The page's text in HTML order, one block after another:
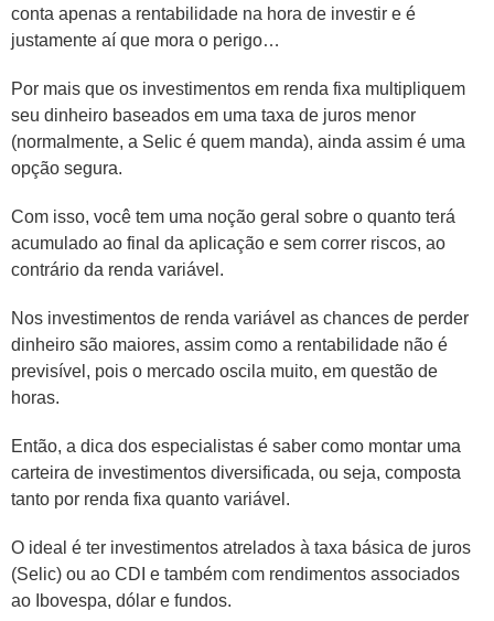
conta apenas a rentabilidade na hora de investir e é
justamente aí que mora o perigo…
Por mais que os investimentos em renda fixa multipliquem
seu dinheiro baseados em uma taxa de juros menor
(normalmente, a Selic é quem manda), ainda assim é uma
opção segura.
Com isso, você tem uma noção geral sobre o quanto terá
acumulado ao final da aplicação e sem correr riscos, ao
contrário da renda variável.
Nos investimentos de renda variável as chances de perder
dinheiro são maiores, assim como a rentabilidade não é
previsível, pois o mercado oscila muito, em questão de
horas.
Então, a dica dos especialistas é saber como montar uma
carteira de investimentos diversificada, ou seja, composta
tanto por renda fixa quanto variável.
O ideal é ter investimentos atrelados à taxa básica de juros
(Selic) ou ao CDI e também com rendimentos associados
ao Ibovespa, dólar e fundos.